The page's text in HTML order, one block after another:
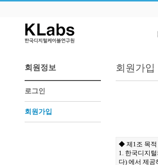
회원정보
로그인
회원가입
회원가입